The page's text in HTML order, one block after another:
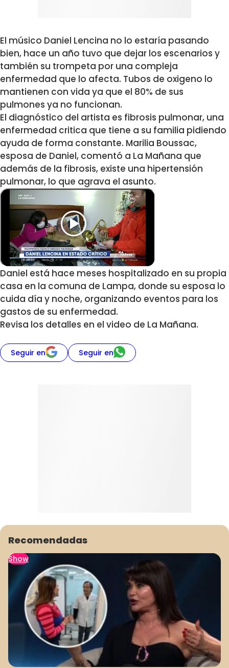
El músico Daniel Lencina no lo estaría pasando
bien, hace un año tuvo que dejar los escenarios y
también su trompeta por una compleja
enfermedad que lo afecta. Tubos de oxigeno lo
mantienen con vida ya que el 80% de sus
pulmones ya no funcionan.
El diagnóstico del artista es fibrosis pulmonar, una
enfermedad critica que tiene a su familia pidiendo
ayuda de forma constante. Marilia Boussac,
esposa de Daniel, comentó a La Mañana que
además de la fibrosis, existe una hipertensión
pulmonar, lo que agrava el asunto.
Daniel está hace meses hospitalizado en su propia
casa en la comuna de Lampa, donde su esposa lo
cuida día y noche, organizando eventos para los
gastos de su enfermedad.
Revisa los detalles en el video de La Mañana.
Seguir en Seguir en
Recomendadas
Show